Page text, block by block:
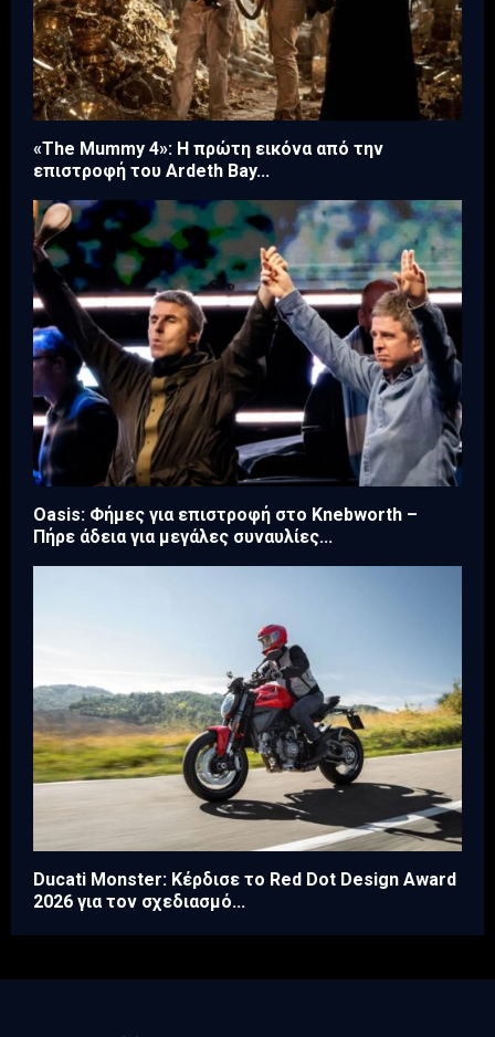
«The Mummy 4»: Η πρώτη εικόνα από την
επιστροφή του Ardeth Bay...
Oasis: Φήμες για επιστροφή στο Knebworth –
Πήρε άδεια για μεγάλες συναυλίες...
Ducati Monster: Κέρδισε το Red Dot Design Award
2026 για τον σχεδιασμό...